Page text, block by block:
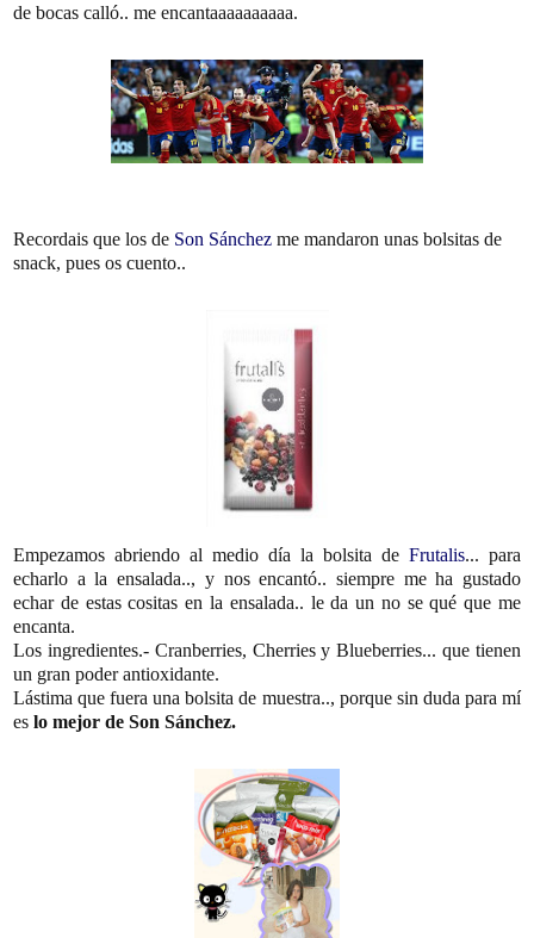
de bocas calló.. me encantaaaaaaaaaa.
Recordais que los de Son Sánchez me mandaron unas bolsitas de
snack, pues os cuento..
Empezamos abriendo al medio día la bolsita de Frutalis... para
echarlo a la ensalada.., y nos encantó.. siempre me ha gustado
echar de estas cositas en la ensalada.. le da un no se qué que me
encanta.
Los ingredientes.- Cranberries, Cherries y Blueberries... que tienen
un gran poder antioxidante.
Lástima que fuera una bolsita de muestra.., porque sin duda para mí
es lo mejor de Son Sánchez.